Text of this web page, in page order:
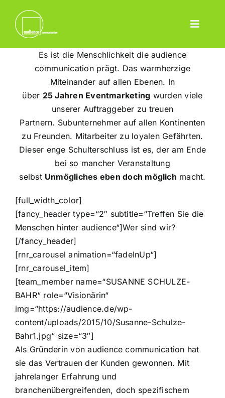
content
Toggle
Home
Leistungen
Projekte
Team
Deutsch
Es ist die Menschlichkeit die audience
communication prägt. Das warmherzige
Miteinander auf allen Ebenen. In
über 25 Jahren Eventmarketing wurden viele
unserer Auftraggeber zu treuen
Partnern. Subunternehmer auf allen Kontinenten
zu Freunden. Mitarbeiter zu loyalen Gefährten.
Dieser enge Schulterschluss ist es, der am Ende
bei so mancher Veranstaltung
selbst Unmögliches eben doch möglich macht.
[full_width_color]
[fancy_header type=“2″ subtitle=“Treffen Sie die
Menschen hinter audience“]Wer sind wir?
[/fancy_header]
[rnr_carousel animation=“fadeInUp“]
[rnr_carousel_item]
[team_member name=“SUSANNE SCHULZE-
BAHR“ role=“Visionärin“
img=“https://audience.de/wp-
content/uploads/2015/10/Susanne-Schulze-
Bahr1.jpg“ size=“3″]
Als Gründerin von audience communication hat
sie das Vertrauen der Kunden gewonnen. Mit
jahrelanger Erfahrung und
branchenübergreifenden, doch spezifischem